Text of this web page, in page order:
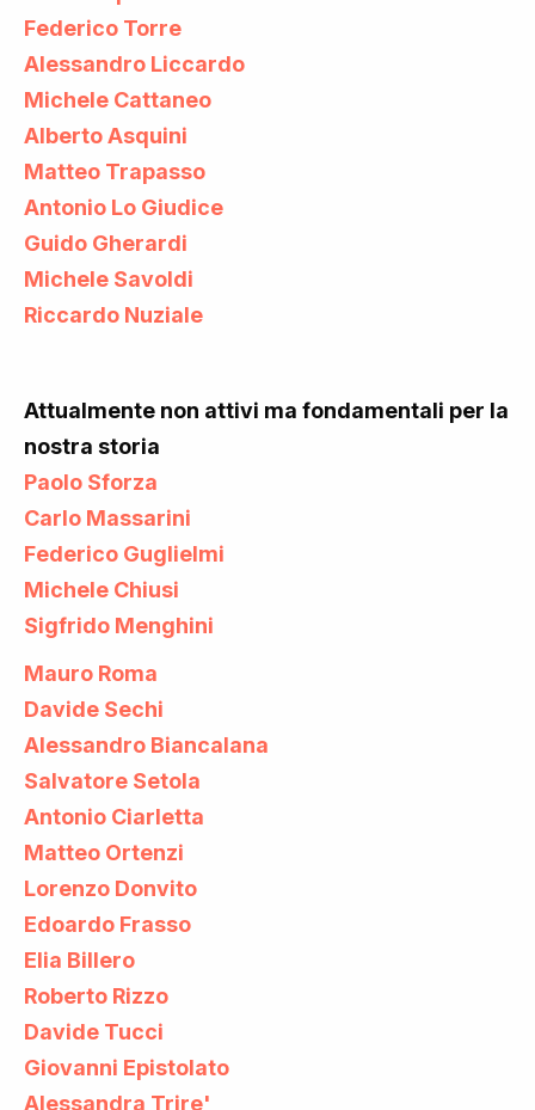
Federico Torre
Alessandro Liccardo
Michele Cattaneo
Alberto Asquini
Matteo Trapasso
Antonio Lo Giudice
Guido Gherardi
Michele Savoldi
Riccardo Nuziale
Attualmente non attivi ma fondamentali per la
nostra storia
Paolo Sforza
Carlo Massarini
Federico Guglielmi
Michele Chiusi
Sigfrido Menghini
Mauro Roma
Davide Sechi
Alessandro Biancalana
Salvatore Setola
Antonio Ciarletta
Matteo Ortenzi
Lorenzo Donvito
Edoardo Frasso
Elia Billero
Roberto Rizzo
Davide Tucci
Giovanni Epistolato
Alessandra Trire'